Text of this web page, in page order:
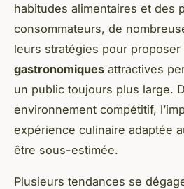
habitudes alimentaires et des
consommateurs, de
leurs stratégies pour proposer
gastronomiques attractives
un public toujours plus large.
environnement compétitif,
expérience culinaire adaptée
être sous-estimée.
Plusieurs tendances se